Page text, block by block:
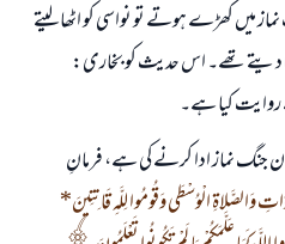
میں کھڑے ہوتے تو نواسی کو اٹھا لیتے
دیتے تھے۔ اس حدیث کو بخاری:
جنگ نماز ادا کرنے کی ہے، فرمانِ
وَالصَّلاةِ الْوُسْطَى وَقُومُوا لِلَّهِ قَانِتِينَ*